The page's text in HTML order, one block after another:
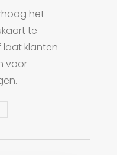
het
te
laat klanten
voor